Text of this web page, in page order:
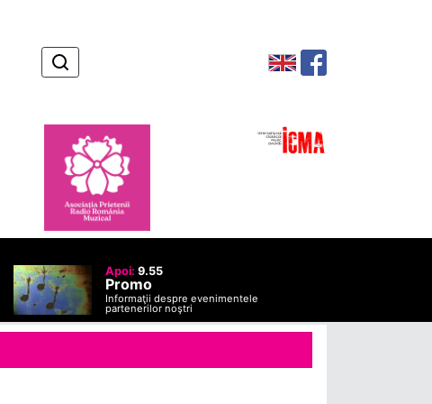
Apoi: 9.55
Promo
Informaţii despre evenimentele
partenerilor noştri